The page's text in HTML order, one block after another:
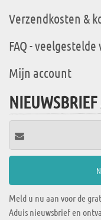
Verzendkosten &
FAQ - veelgestelde
Mijn account
Meld u nu aan voor de
Aduis nieuwsbrief en